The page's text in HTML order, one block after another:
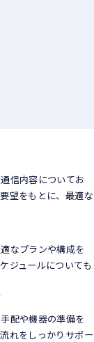
信内容についてお
望をもとに、最適な
なプランや構成を
ジュールについても
配や機器の準備を
れをしっかりサポー